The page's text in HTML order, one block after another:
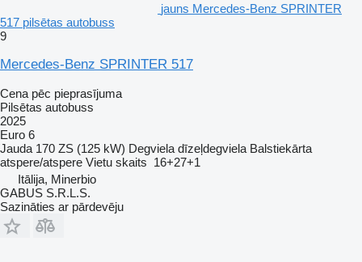
jauns Mercedes-Benz SPRINTER
517 pilsētas autobuss
9
Mercedes-Benz SPRINTER 517
Cena pēc pieprasījuma
Pilsētas autobuss
2025
Euro 6
Jauda 170 ZS (125 kW) Degviela dīzeļdegviela Balstiekārta
atspere/atspere Vietu skaits 16+27+1
Itālija, Minerbio
GABUS S.R.L.S.
Sazināties ar pārdevēju